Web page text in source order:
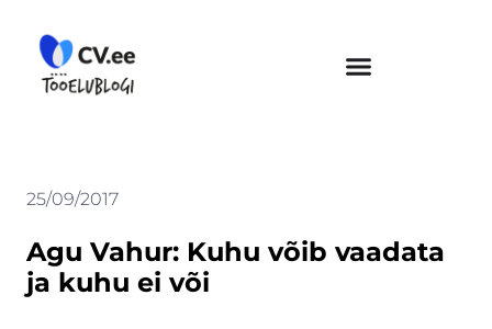
content
25/09/2017
Agu Vahur: Kuhu võib vaadata
ja kuhu ei või